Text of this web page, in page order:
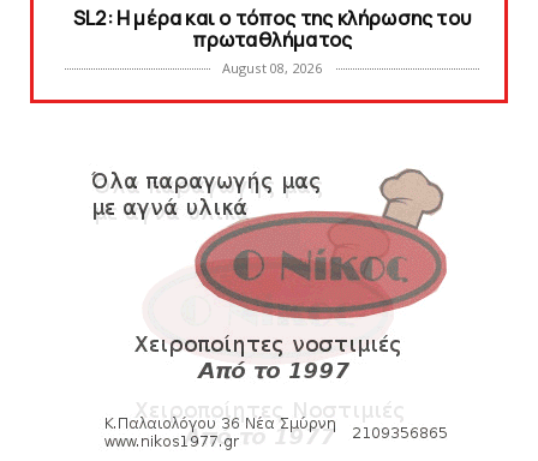
SL2: Η μέρα και ο τόπος της κλήρωσης του
πρωταθλήματος
August 08, 2026
KARA TALKS
August 07, 2026
KARA TALKS
«Kara Talks»: LIVE 21:00
August 07, 2026
SLIDE
Κύπελλο: Την Τετάρτη 19 Αυγούστου το Νίκη
Βόλου - Πανιώνιος
HEADLINES